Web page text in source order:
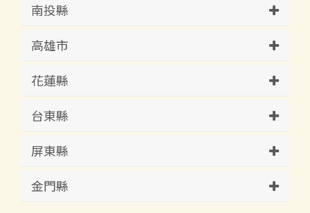
南投縣
高雄市
花蓮縣
台東縣
屏東縣
金門縣